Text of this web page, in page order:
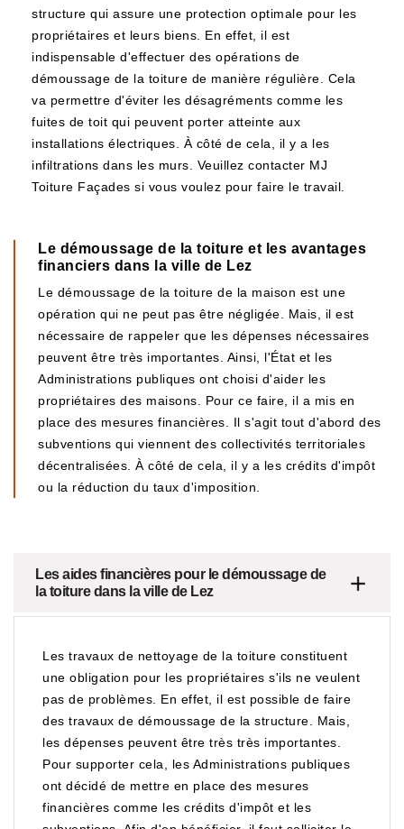
structure qui assure une protection optimale pour les
propriétaires et leurs biens. En effet, il est
indispensable d'effectuer des opérations de
démoussage de la toiture de manière régulière. Cela
va permettre d'éviter les désagréments comme les
fuites de toit qui peuvent porter atteinte aux
installations électriques. À côté de cela, il y a les
infiltrations dans les murs. Veuillez contacter MJ
Toiture Façades si vous voulez pour faire le travail.
Le démoussage de la toiture et les avantages
financiers dans la ville de Lez
Le démoussage de la toiture de la maison est une
opération qui ne peut pas être négligée. Mais, il est
nécessaire de rappeler que les dépenses nécessaires
peuvent être très importantes. Ainsi, l'État et les
Administrations publiques ont choisi d'aider les
propriétaires des maisons. Pour ce faire, il a mis en
place des mesures financières. Il s'agit tout d'abord des
subventions qui viennent des collectivités territoriales
décentralisées. À côté de cela, il y a les crédits d'impôt
ou la réduction du taux d'imposition.
Les aides financières pour le démoussage de
la toiture dans la ville de Lez
Les travaux de nettoyage de la toiture constituent
une obligation pour les propriétaires s'ils ne veulent
pas de problèmes. En effet, il est possible de faire
des travaux de démoussage de la structure. Mais,
les dépenses peuvent être très très importantes.
Pour supporter cela, les Administrations publiques
ont décidé de mettre en place des mesures
financières comme les crédits d'impôt et les